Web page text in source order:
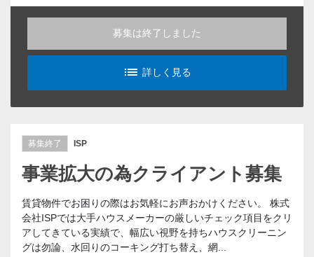
募集は終了しました
list_alt
詳しく見る
募集終了 ISP
事業拡大の為クライアント募集
賃貸物件でお困りの際はお気軽にお声おかけください。 株式
会社ISPでは大手ハウスメーカーの厳しいチェック項目をクリ
アしてきている実績で、幅広い視野を持ちハウスクリーニン
グは勿論、水回りのコーキング打ち替え、網...